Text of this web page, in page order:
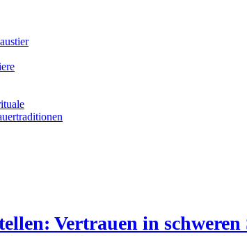
Vertrauen in schweren